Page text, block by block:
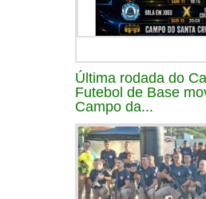
Última rodada do
Futebol de Base
Campo da...